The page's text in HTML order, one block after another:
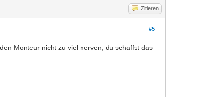
Zitieren
#5
Monteur nicht zu viel nerven, du schaffst das